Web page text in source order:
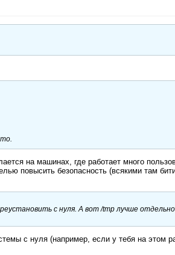
на машинах, где работает много
повысить безопасность (всякими там
с нуля. А вот /tmp лучше
с нуля (например, если у тебя на этом